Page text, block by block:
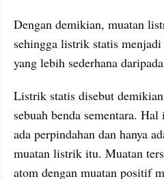
Dengan demikian, muatan
sehingga listrik statis
yang lebih sederhana
Listrik statis disebut
sebuah benda sementara.
ada perpindahan dan hanya
muatan listrik itu. Muatan
atom dengan muatan positif